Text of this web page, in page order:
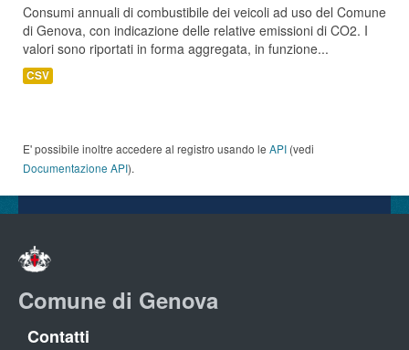
Consumi annuali di combustibile dei veicoli ad uso del Comune
di Genova, con indicazione delle relative emissioni di CO2. I
valori sono riportati in forma aggregata, in funzione...
CSV
E' possibile inoltre accedere al registro usando le API (vedi
Documentazione API).
Comune di Genova
Contatti